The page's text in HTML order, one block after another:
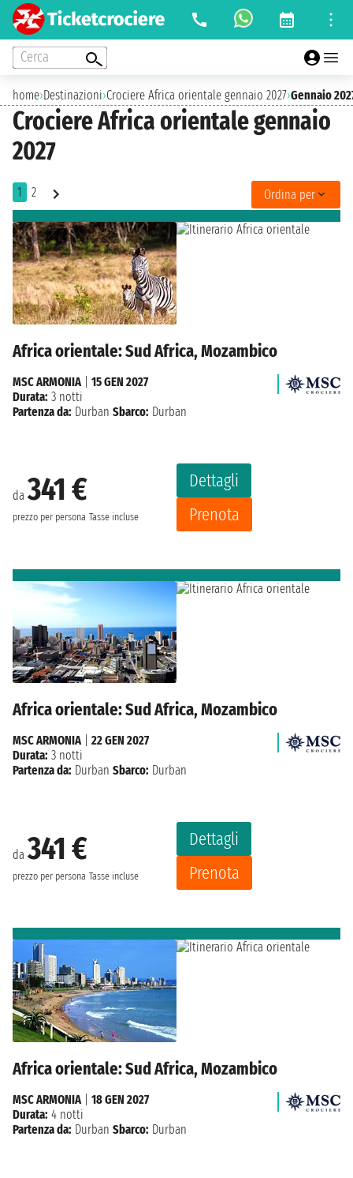
Cerca
home›Destinazioni›Crociere Africa orientale gennaio 2027›Gennaio
Crociere Africa orientale gennaio
2027
1 2 Ordina per
Africa orientale: Sud Africa, Mozambico
da341 €
prezzo per persona Tasse incluse
Dettagli
Prenota
MSC ARMONIA
15 GEN 2027
Durata: 3 notti
Partenza da: Durban Sbarco: Durban
Africa orientale: Sud Africa, Mozambico
da341 €
prezzo per persona Tasse incluse
Dettagli
Prenota
MSC ARMONIA| 22 GEN 2027
Durata: 3 notti
Partenza da: Durban Sbarco: Durban
Africa orientale: Sud Africa, Mozambico
MSC ARMONIA| 18 GEN 2027
Durata: 4 notti
Partenza da: Durban Sbarco: Durban